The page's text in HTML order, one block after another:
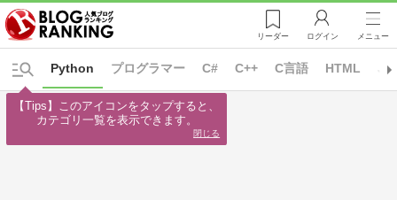
リーダー ログイン メニュー
プログラマー C# C++ C言語 HTML
Python
【Tips】このアイコンをタップすると、
カテゴリ一覧を表示できます。
閉じる